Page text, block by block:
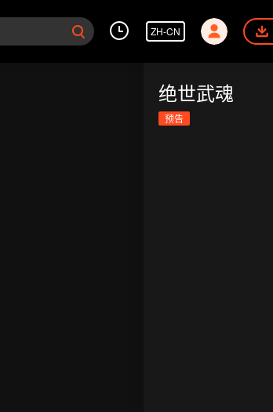
ZH-CN
绝世武魂
预告